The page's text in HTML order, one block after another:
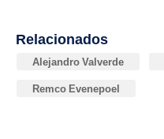
Relacionados
Alejandro Valverde
Remco Evenepoel